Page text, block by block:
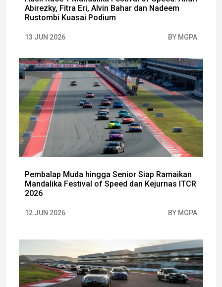
Abirezky, Fitra Eri, Alvin Bahar dan Nadeem
Rustombi Kuasai Podium
13 JUN 2026 BY MGPA
Pembalap Muda hingga Senior Siap Ramaikan
Mandalika Festival of Speed dan Kejurnas ITCR
2026
12 JUN 2026 BY MGPA